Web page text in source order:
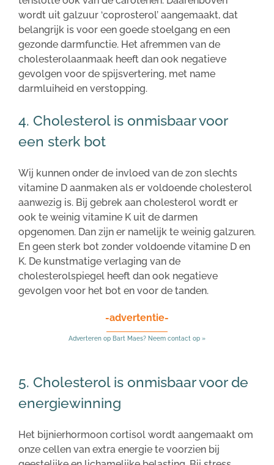
wordt uit galzuur ‘coprosterol’ aangemaakt, dat
belangrijk is voor een goede stoelgang en een
gezonde darmfunctie. Het afremmen van de
cholesterolaanmaak heeft dan ook negatieve
gevolgen voor de spijsvertering, met name
darmluiheid en verstopping.
4. Cholesterol is onmisbaar voor
een sterk bot
Wij kunnen onder de invloed van de zon slechts
vitamine D aanmaken als er voldoende cholesterol
aanwezig is. Bij gebrek aan cholesterol wordt er
ook te weinig vitamine K uit de darmen
opgenomen. Dan zijn er namelijk te weinig galzuren.
En geen sterk bot zonder voldoende vitamine D en
K. De kunstmatige verlaging van de
cholesterolspiegel heeft dan ook negatieve
gevolgen voor het bot en voor de tanden.
-advertentie-
Adverteren op Bart Maes? Neem contact op »
5. Cholesterol is onmisbaar voor de
energiewinning
Het bijnierhormoon cortisol wordt aangemaakt om
onze cellen van extra energie te voorzien bij